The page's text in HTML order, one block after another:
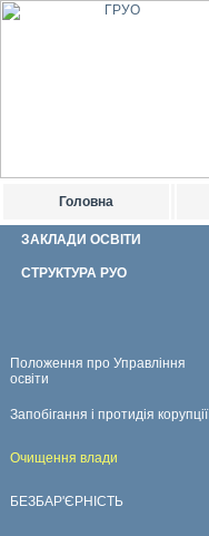
Головна
ЗАКЛАДИ ОСВІТИ
СТРУКТУРА РУО
Положення про Управління
освіти
Запобігання і протидія корупції
Очищення влади
БЕЗБАР'ЄРНІСТЬ